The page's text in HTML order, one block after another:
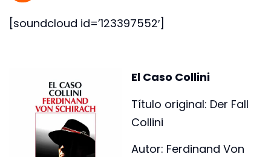
[soundcloud id=’123397552′]
El Caso Collini
Título original: Der Fall
Collini
Autor: Ferdinand Von